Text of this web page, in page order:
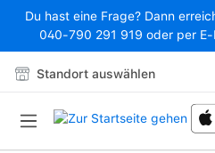
Zum Hauptinhalt springen
Du hast eine Frage? Dann
040-790 291 919 oder per
Standort auswählen